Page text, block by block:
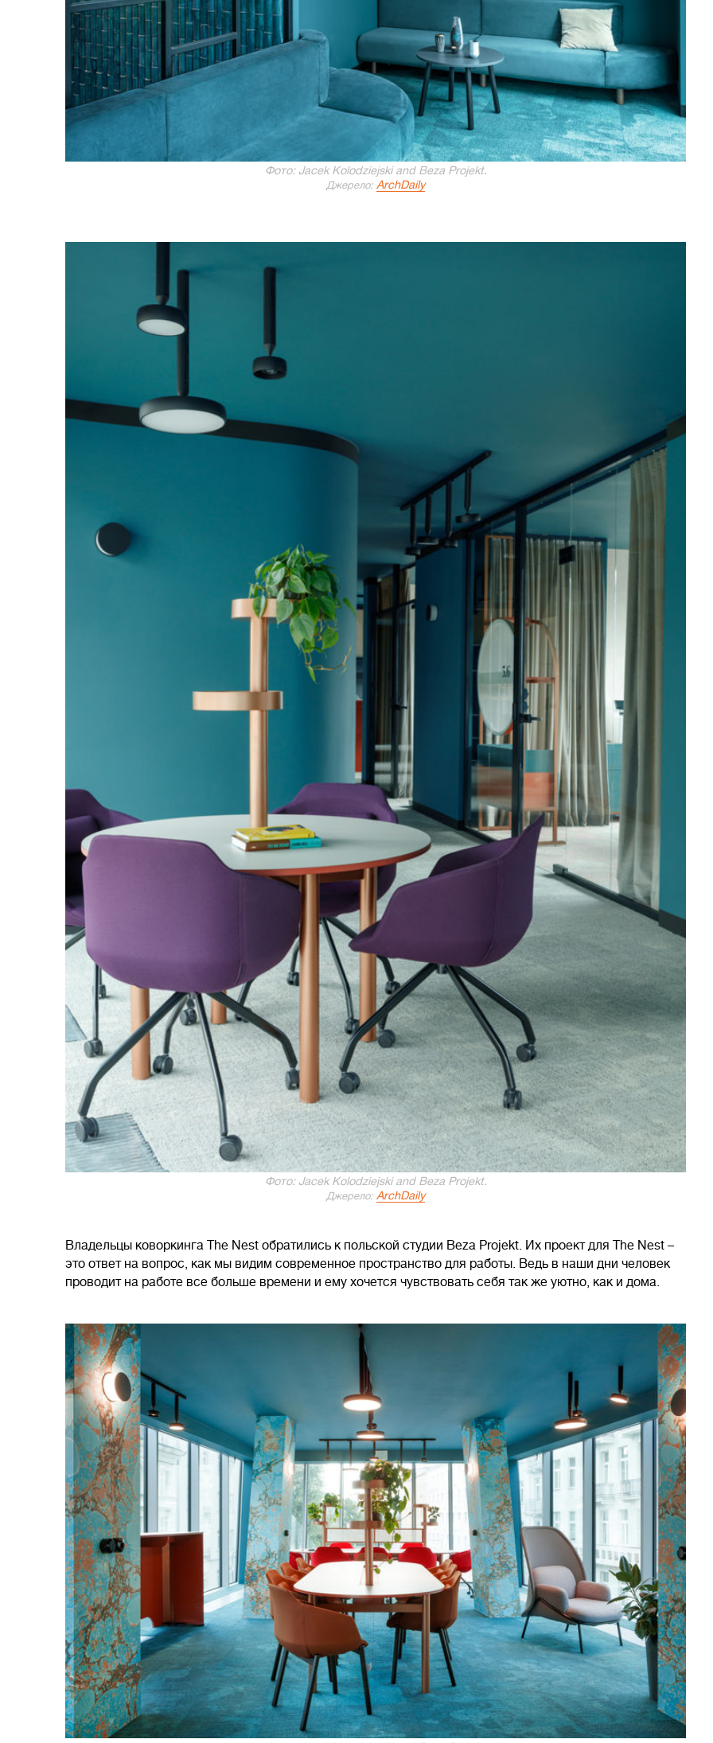
Фото: Jacek Kolodziejski and Beza Projekt.
Джерело: ArchDaily
Фото: Jacek Kolodziejski and Beza Projekt.
Джерело: ArchDaily
Владельцы коворкинга The Nest обратились к польской студии Beza Projekt. Их проект для The Nest –
это ответ на вопрос, как мы видим современное пространство для работы. Ведь в наши дни человек
проводит на работе все больше времени и ему хочется чувствовать себя так же уютно, как и дома.